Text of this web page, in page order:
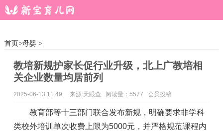
首页>母婴>
教培新规护家长促行业升级，北上广教培相
关企业数量均居前列
2025-06-13 11:49 来源:天眼查 阅读量：5577 会员投稿
教育部等十三部门联合发布新规，明确要求非学科
类校外培训单次收费上限为5000元，并严格规范课程内